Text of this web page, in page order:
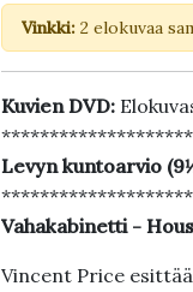
Vinkki:2 elokuvaa
Kuvien DVD:
Levyn kuntoarvio
Vahakabinetti -
Vincent Price